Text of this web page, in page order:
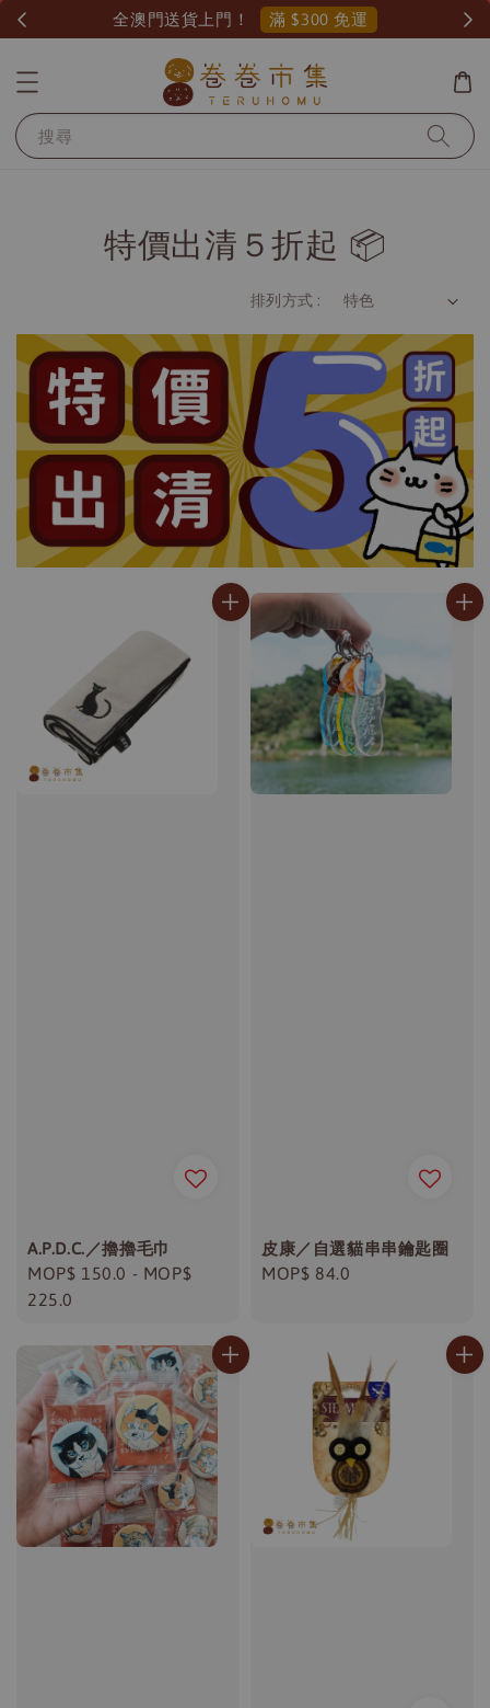
全澳門送貨上門！ 滿 $300 免運
搜尋
特價出清５折起 📦
排列方式 :
A.P.D.C.／擼擼毛巾
Regular
price
MOP$ 150.0 - MOP$
225.0
皮康／自選貓串串鑰匙圈
Regular
MOP$ 84.0